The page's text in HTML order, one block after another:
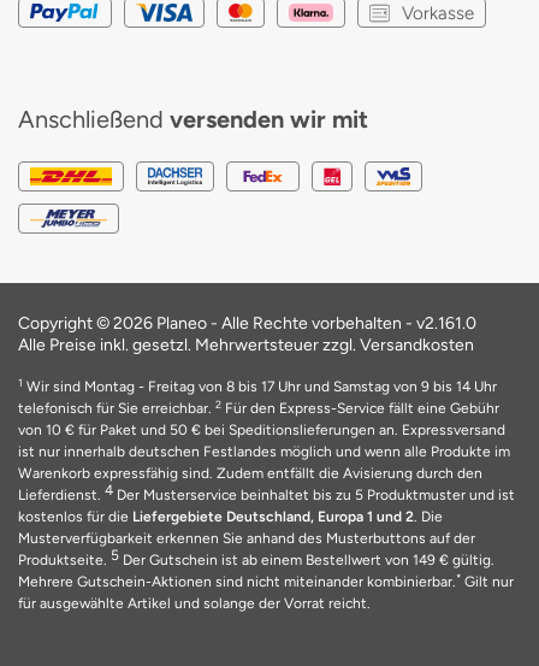
Vorkasse
Anschließend versenden wir mit
Copyright © 2026 Planeo - Alle Rechte vorbehalten - v2.161.0
Alle Preise inkl. gesetzl. Mehrwertsteuer zzgl. Versandkosten
1 Wir sind Montag - Freitag von 8 bis 17 Uhr und Samstag von 9 bis 14 Uhr
telefonisch für Sie erreichbar. 2 Für den Express-Service fällt eine Gebühr
von 10 € für Paket und 50 € bei Speditionslieferungen an. Expressversand
ist nur innerhalb deutschen Festlandes möglich und wenn alle Produkte im
Warenkorb expressfähig sind. Zudem entfällt die Avisierung durch den
Lieferdienst. 4 Der Musterservice beinhaltet bis zu 5 Produktmuster und ist
kostenlos für die Liefergebiete Deutschland, Europa 1 und 2. Die
Musterverfügbarkeit erkennen Sie anhand des Musterbuttons auf der
Produktseite. 5 Der Gutschein ist ab einem Bestellwert von 149 € gültig.
Mehrere Gutschein-Aktionen sind nicht miteinander kombinierbar.* Gilt nur
für ausgewählte Artikel und solange der Vorrat reicht.